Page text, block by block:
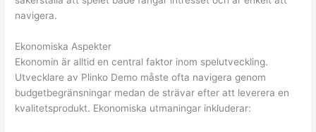
navigera.
Ekonomiska Aspekter
Ekonomin är alltid en central faktor inom spelutveckling.
Utvecklare av Plinko Demo måste ofta navigera genom
budgetbegränsningar medan de strävar efter att leverera en
kvalitetsprodukt. Ekonomiska utmaningar inkluderar: